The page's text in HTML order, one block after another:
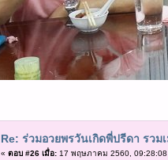
Re: ร่วมอวยพรวันเกิดพี่ปรีดา รวม
« ตอบ #26 เมื่อ:17 พฤษภาคม 2560, 09:28:08